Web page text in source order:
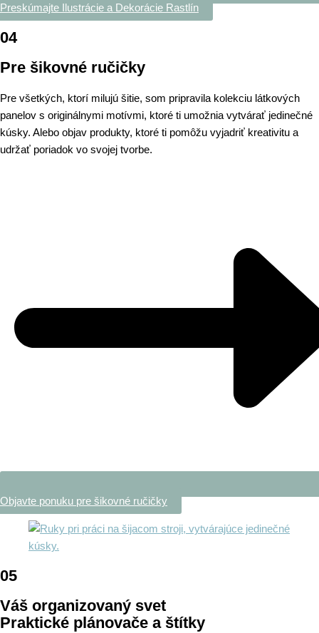
Preskúmajte Ilustrácie a Dekorácie Rastlín
04
Pre šikovné ručičky
Pre všetkých, ktorí milujú šitie, som pripravila kolekciu látkových
panelov s originálnymi motívmi, ktoré ti umožnia vytvárať jedinečné
kúsky. Alebo objav produkty, ktoré ti pomôžu vyjadriť kreativitu a
udržať poriadok vo svojej tvorbe.
Objavte ponuku pre šikovné ručičky
05
Váš organizovaný svet
Praktické plánovače a štítky